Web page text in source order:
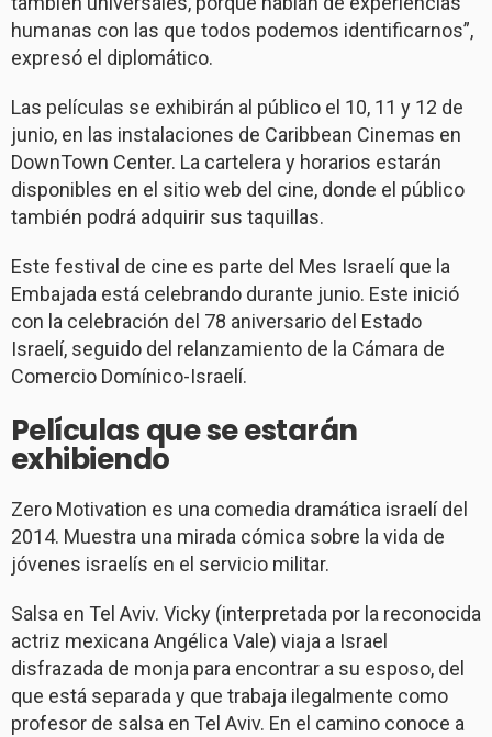
humanas con las que todos podemos identificarnos”,
expresó el diplomático.
Las películas se exhibirán al público el 10, 11 y 12 de
junio, en las instalaciones de Caribbean Cinemas en
DownTown Center. La cartelera y horarios estarán
disponibles en el sitio web del cine, donde el público
también podrá adquirir sus taquillas.
Este festival de cine es parte del Mes Israelí que la
Embajada está celebrando durante junio. Este inició
con la celebración del 78 aniversario del Estado
Israelí, seguido del relanzamiento de la Cámara de
Comercio Domínico-Israelí.
Películas que se estarán
exhibiendo
Zero Motivation es una comedia dramática israelí del
2014. Muestra una mirada cómica sobre la vida de
jóvenes israelís en el servicio militar.
Salsa en Tel Aviv. Vicky (interpretada por la reconocida
actriz mexicana Angélica Vale) viaja a Israel
disfrazada de monja para encontrar a su esposo, del
que está separada y que trabaja ilegalmente como
profesor de salsa en Tel Aviv. En el camino conoce a